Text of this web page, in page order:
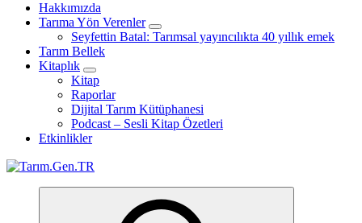
Hakkımızda
Tarıma Yön Verenler
Seyfettin Batal: Tarımsal yayıncılıkta 40 yıllık emek
Tarım Bellek
Kitaplık
Kitap
Raporlar
Dijital Tarım Kütüphanesi
Podcast – Sesli Kitap Özetleri
Etkinlikler
Türk Tarımının İnternetteki Adresi